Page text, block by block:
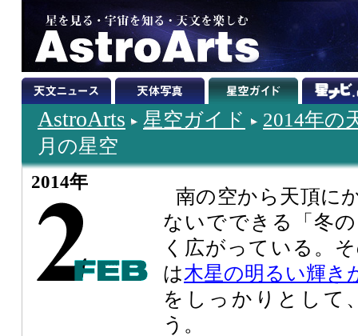
AstroArts 星空ガイド
2014年の
月の星空
2014年
南の空から天頂に
ないでできる「冬
く広がっている。
は木星の明るい輝き
をしっかりとして
う。